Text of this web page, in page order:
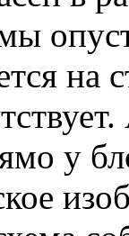
на
у